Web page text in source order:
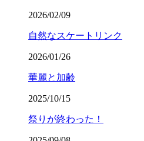
2026/02/09
自然なスケートリンク
2026/01/26
華麗と加齢
2025/10/15
祭りが終わった！